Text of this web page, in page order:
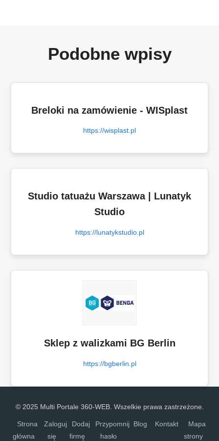
Podobne wpisy
Breloki na zamówienie - WISplast
https://wisplast.pl
Studio tatuażu Warszawa | Lunatyk
Studio
https://lunatykstudio.pl
Sklep z walizkami BG Berlin
https://bgberlin.pl
© 2025 Multi Portale 360-WEB. Wszelkie prawa zastrzeżone.
Strona
główna
Zaloguj
się
Dodaj
firmę
Przypomnij
hasło
Blog Kontakt
Mapa
strony